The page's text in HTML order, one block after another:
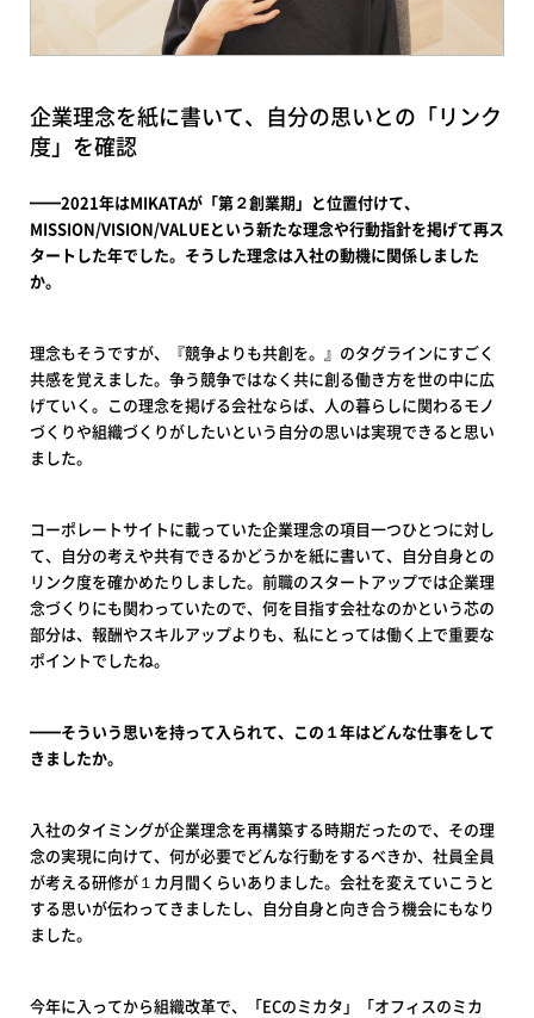
企業理念を紙に書いて、自分の思いとの「リンク
度」を確認
━━2021年はMIKATAが「第２創業期」と位置付けて、
MISSION/VISION/VALUEという新たな理念や行動指針を掲げて再ス
タートした年でした。そうした理念は入社の動機に関係しました
か。
理念もそうですが、『競争よりも共創を。』のタグラインにすごく
共感を覚えました。争う競争ではなく共に創る働き方を世の中に広
げていく。この理念を掲げる会社ならば、人の暮らしに関わるモノ
づくりや組織づくりがしたいという自分の思いは実現できると思い
ました。
コーポレートサイトに載っていた企業理念の項目一つひとつに対し
て、自分の考えや共有できるかどうかを紙に書いて、自分自身との
リンク度を確かめたりしました。前職のスタートアップでは企業理
念づくりにも関わっていたので、何を目指す会社なのかという芯の
部分は、報酬やスキルアップよりも、私にとっては働く上で重要な
ポイントでしたね。
━━そういう思いを持って入られて、この１年はどんな仕事をして
きましたか。
入社のタイミングが企業理念を再構築する時期だったので、その理
念の実現に向けて、何が必要でどんな行動をするべきか、社員全員
が考える研修が１カ月間くらいありました。会社を変えていこうと
する思いが伝わってきましたし、自分自身と向き合う機会にもなり
ました。
今年に入ってから組織改革で、「ECのミカタ」「オフィスのミカ